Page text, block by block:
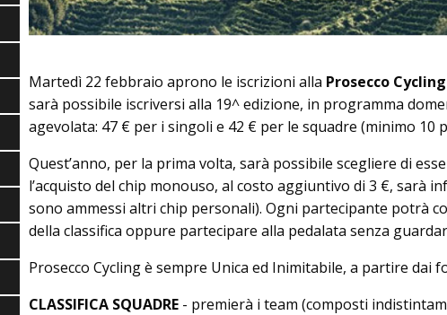
Martedì 22 febbraio aprono le iscrizioni alla Prosecco
sarà possibile iscriversi alla 19^ edizione, in programma
agevolata: 47 € per i singoli e 42 € per le squadre (minimo 10
Quest’anno, per la prima volta, sarà possibile scegliere di
l’acquisto del chip monouso, al costo aggiuntivo di 3 €, sarà
sono ammessi altri chip personali). Ogni partecipante potrà
della classifica oppure partecipare alla pedalata senza
Prosecco Cycling è sempre Unica ed Inimitabile, a partire dai
CLASSIFICA SQUADRE - premierà i team (composti